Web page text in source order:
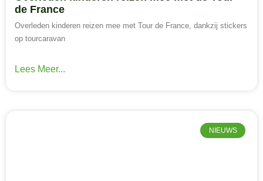
de France
Overleden kinderen reizen mee met Tour de France, dankzij stickers
op tourcaravan
Lees Meer...
NIEUWS